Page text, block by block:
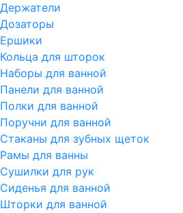
Держатели
Дозаторы
Ершики
Кольца для шторок
Наборы для ванной
Панели для ванной
Полки для ванной
Поручни для ванной
Стаканы для зубных щеток
Рамы для ванны
Сушилки для рук
Сиденья для ванной
Шторки для ванной